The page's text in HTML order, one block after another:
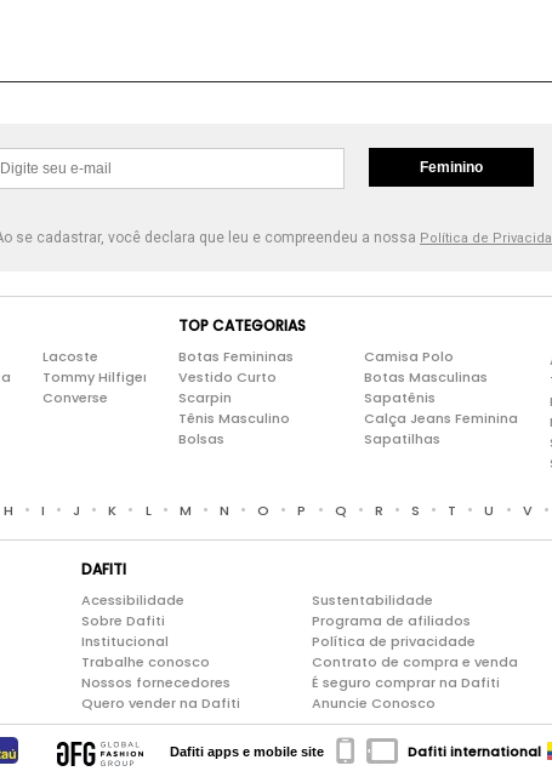
Feminino
se cadastrar, você declara que leu e compreendeu a nossa Política de
Lacoste
Tommy Hilfiger
Converse
TOP CATEGORIAS
Botas Femininas
Vestido Curto
Scarpin
Tênis Masculino
Bolsas
Camisa Polo
Botas Masculinas
Sapatênis
Calça Jeans Feminina
Sapatilhas
H • I • J • K • L • M • N • O • P • Q • R • S • T • U • V •
DAFITI
Acessibilidade
Sobre Dafiti
Institucional
Trabalhe conosco
Nossos fornecedores
Quero vender na Dafiti
Sustentabilidade
Programa de afiliados
Política de privacidade
Contrato de compra e venda
É seguro comprar na Dafiti
Anuncie Conosco
Dafiti apps e mobile site Dafiti international